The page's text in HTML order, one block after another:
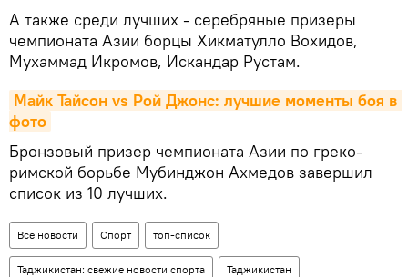
А также среди лучших - серебряные призеры
чемпионата Азии борцы Хикматулло Вохидов,
Мухаммад Икромов, Искандар Рустам.
Майк Тайсон vs Рой Джонс: лучшие моменты боя в
фото
Бронзовый призер чемпионата Азии по греко-
римской борьбе Мубинджон Ахмедов завершил
список из 10 лучших.
Все новости Спорт топ-список
Таджикистан: свежие новости спорта Таджикистан